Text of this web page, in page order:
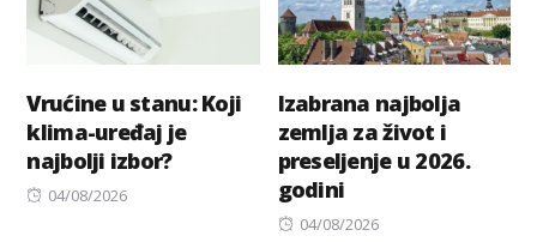
Vrućine u stanu: Koji
klima-uređaj je
najbolji izbor?
Posted
04/08/2026
Izabrana najbolja
zemlja za život i
preseljenje u 2026.
godini
Posted
04/08/2026